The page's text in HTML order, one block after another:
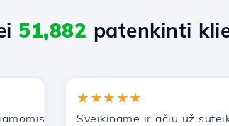
51,882 patenkinti
paslaugomis. Rekomendavau jus
★★★★★
Sveikiname ir ačiū už suteiktą